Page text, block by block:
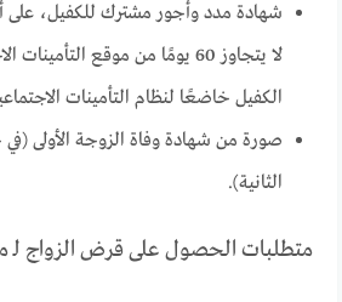
شهادة مدد وأجور مشترك للكفيل، على
لا يتجاوز 60 يومًا من موقع
الكفيل خاضعًا لنظام التأمينات
صورة من شهادة وفاة الزوجة الأولى (في
الثانية).
متطلبات الحصول على قرض الزواج